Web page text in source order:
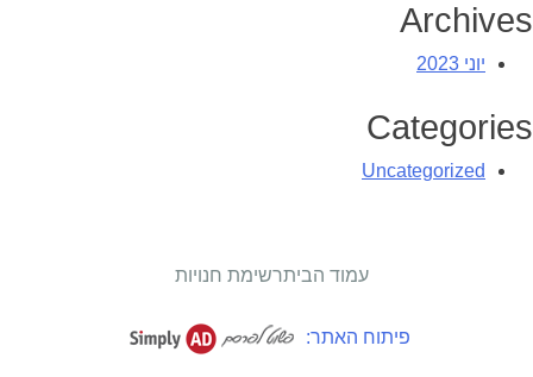
Archives
יוני 2023
Categories
Uncategorized
עמוד הביתרשימת חנויות
פיתוח האתר: